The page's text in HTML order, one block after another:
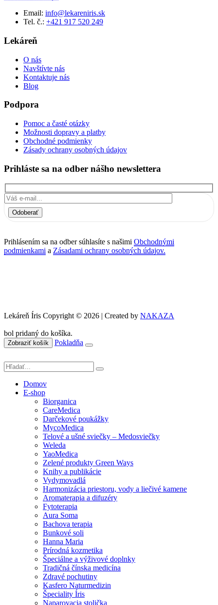
Email: info@lekareniris.sk
Tel. č.: +421 917 520 249
Lekáreň
O nás
Navštívte nás
Kontaktuje nás
Blog
Podpora
Pomoc a časté otázky
Možnosti dopravy a platby
Obchodné podmienky
Zásady ochrany osobných údajov
Prihláste sa na odber nášho newslettera
Odoberať
Prihlásením sa na odber súhlasíte s našimi Obchodnými
podmienkami a Zásadami ochrany osobných údajov.
Lekáreň Íris Copyright © 2026 | Created by NAKAZA
bol pridaný do košíka.
Zobraziť košík Pokladňa
Domov
E-shop
Biorganica
CareMedica
Darčekové poukážky
MycoMedica
Telové a ušné sviečky – Medosviečky
Weleda
YaoMedica
Zelené produkty Green Ways
Knihy a publikácie
Vydymovadlá
Harmonizácia priestoru, vody a liečivé kamene
Aromaterapia a difuzéry
Fytoterapia
Aura Soma
Bachova terapia
Bunkové soli
Hanna Maria
Prírodná kozmetika
Špeciálne a výživové doplnky
Tradičná čínska medicína
Zdravé pochutiny
Kasfero Naturmedizin
Špeciality Íris
Naparovacia stolička